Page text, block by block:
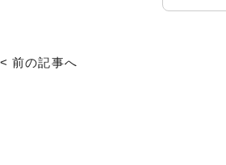
< 前の記事へ